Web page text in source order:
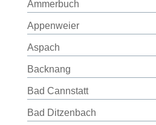
Ammerbuch
Appenweier
Aspach
Backnang
Bad Cannstatt
Bad Ditzenbach